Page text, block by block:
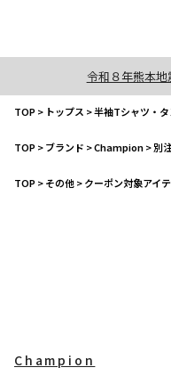
令和８年熊本
TOP> トップス >半袖Tシャツ・
TOP>ブランド >Champion>別
TOP>その他>クーポン対象アイ
Champion